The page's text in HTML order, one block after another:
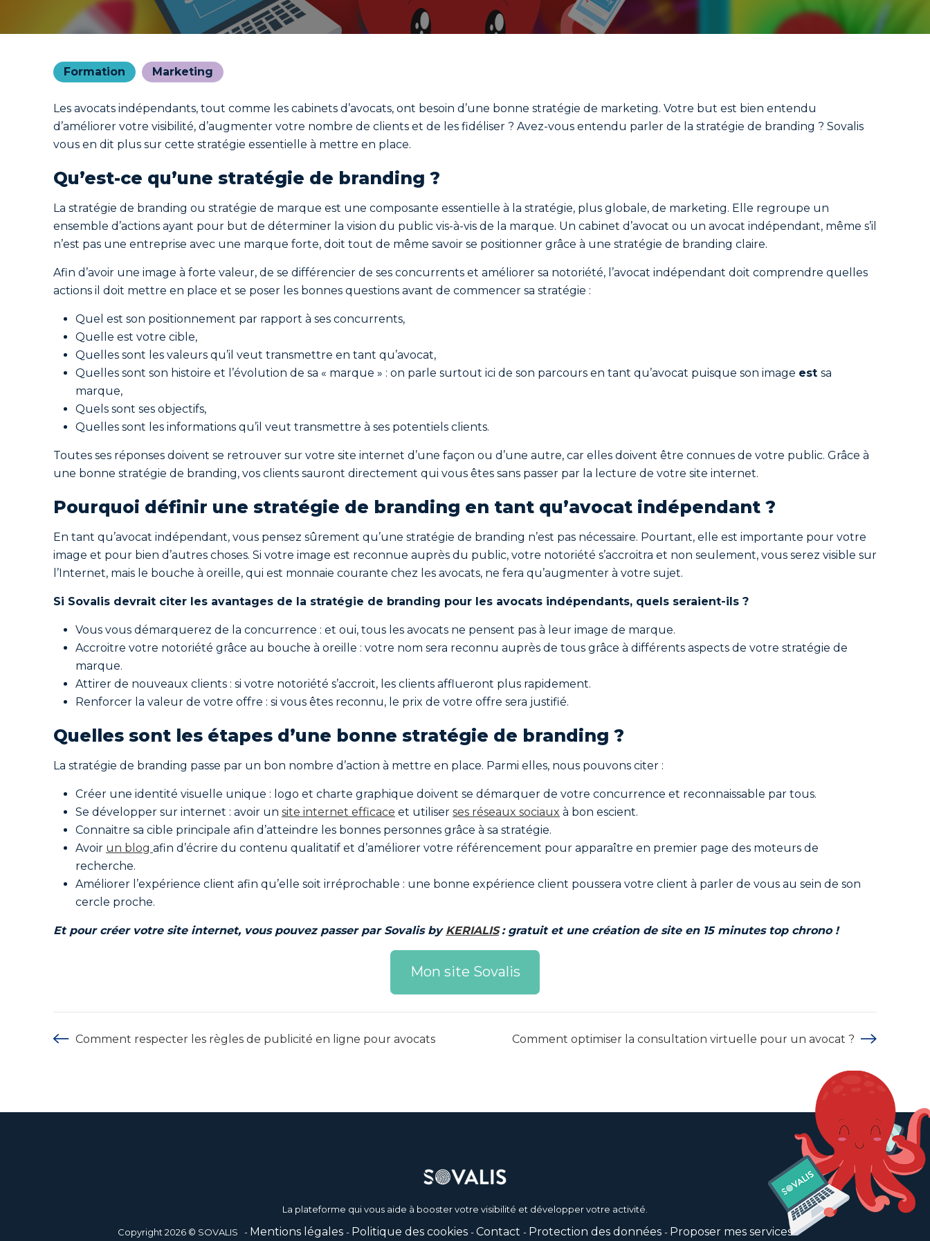
Formation Marketing
Les avocats indépendants, tout comme les cabinets d’avocats, ont besoin d’une bonne stratégie de marketing. Votre but est bien entendu
d’améliorer votre visibilité, d’augmenter votre nombre de clients et de les fidéliser ? Avez-vous entendu parler de la stratégie de branding ? Sovalis
vous en dit plus sur cette stratégie essentielle à mettre en place.
Qu’est-ce qu’une stratégie de branding ?
La stratégie de branding ou stratégie de marque est une composante essentielle à la stratégie, plus globale, de marketing. Elle regroupe un
ensemble d’actions ayant pour but de déterminer la vision du public vis-à-vis de la marque. Un cabinet d’avocat ou un avocat indépendant, même s’il
n’est pas une entreprise avec une marque forte, doit tout de même savoir se positionner grâce à une stratégie de branding claire.
Afin d’avoir une image à forte valeur, de se différencier de ses concurrents et améliorer sa notoriété, l’avocat indépendant doit comprendre quelles
actions il doit mettre en place et se poser les bonnes questions avant de commencer sa stratégie :
Quel est son positionnement par rapport à ses concurrents,
Quelle est votre cible,
Quelles sont les valeurs qu’il veut transmettre en tant qu’avocat,
Quelles sont son histoire et l’évolution de sa « marque » : on parle surtout ici de son parcours en tant qu’avocat puisque son image est sa
marque,
Quels sont ses objectifs,
Quelles sont les informations qu’il veut transmettre à ses potentiels clients.
Toutes ses réponses doivent se retrouver sur votre site internet d’une façon ou d’une autre, car elles doivent être connues de votre public. Grâce à
une bonne stratégie de branding, vos clients sauront directement qui vous êtes sans passer par la lecture de votre site internet.
Pourquoi définir une stratégie de branding en tant qu’avocat indépendant ?
En tant qu’avocat indépendant, vous pensez sûrement qu’une stratégie de branding n’est pas nécessaire. Pourtant, elle est importante pour votre
image et pour bien d’autres choses. Si votre image est reconnue auprès du public, votre notoriété s’accroitra et non seulement, vous serez visible sur
l’Internet, mais le bouche à oreille, qui est monnaie courante chez les avocats, ne fera qu’augmenter à votre sujet.
Si Sovalis devrait citer les avantages de la stratégie de branding pour les avocats indépendants, quels seraient-ils ?
Vous vous démarquerez de la concurrence : et oui, tous les avocats ne pensent pas à leur image de marque.
Accroitre votre notoriété grâce au bouche à oreille : votre nom sera reconnu auprès de tous grâce à différents aspects de votre stratégie de
marque.
Attirer de nouveaux clients : si votre notoriété s’accroit, les clients afflueront plus rapidement.
Renforcer la valeur de votre offre : si vous êtes reconnu, le prix de votre offre sera justifié.
Quelles sont les étapes d’une bonne stratégie de branding ?
La stratégie de branding passe par un bon nombre d’action à mettre en place. Parmi elles, nous pouvons citer :
Créer une identité visuelle unique : logo et charte graphique doivent se démarquer de votre concurrence et reconnaissable par tous.
Se développer sur internet : avoir un site internet efficace et utiliser ses réseaux sociaux à bon escient.
Connaitre sa cible principale afin d’atteindre les bonnes personnes grâce à sa stratégie.
Avoir un blog afin d’écrire du contenu qualitatif et d’améliorer votre référencement pour apparaître en premier page des moteurs de
recherche.
Améliorer l’expérience client afin qu’elle soit irréprochable : une bonne expérience client poussera votre client à parler de vous au sein de son
cercle proche.
Et pour créer votre site internet, vous pouvez passer par Sovalis by KERIALIS : gratuit et une création de site en 15 minutes top chrono !
Mon site Sovalis
Comment respecter les règles de publicité en ligne pour avocats Comment optimiser la consultation virtuelle pour un avocat ?
La plateforme qui vous aide à booster votre visibilité et développer votre activité.
Copyright 2026 © SOVALIS Mentions légales Politique des cookies Contact Protection des données Proposer mes services